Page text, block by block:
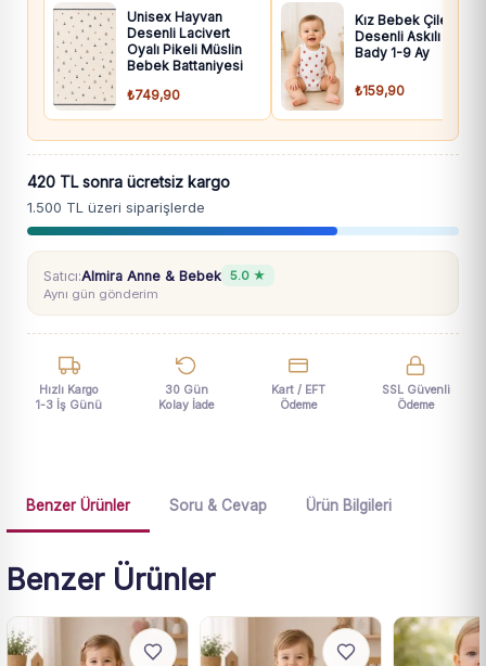
Unisex Hayvan
Desenli Lacivert
Oyalı Pikeli Müslin
Bebek Battaniyesi
₺749,90
Kız Bebek Çilek
Desenli Askılı Çıtçıtlı
Bady 1-9 Ay
₺159,90
420 TL sonra ücretsiz kargo
1.500 TL üzeri siparişlerde
Satıcı:Almira Anne & Bebek 5.0 ★
Aynı gün gönderim
Hızlı Kargo
1-3 İş Günü
30 Gün
Kolay İade
Kart / EFT
Ödeme
SSL Güvenli
Ödeme
Benzer Ürünler Soru & Cevap Ürün Bilgileri
Benzer Ürünler